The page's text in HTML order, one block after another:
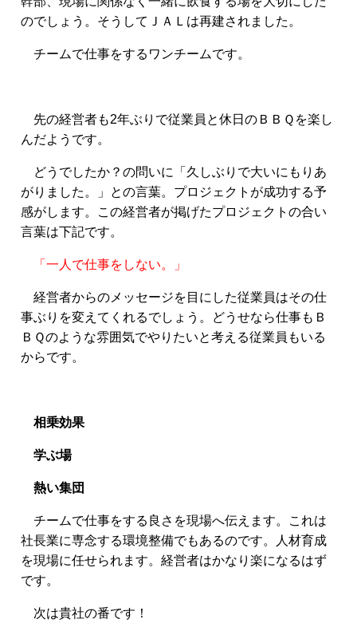
のでしょう。そうしてＪＡＬは再建されました。
チームで仕事をするワンチームです。
先の経営者も2年ぶりで従業員と休日のＢＢＱを楽し
んだようです。
どうでしたか？の問いに「久しぶりで大いにもりあ
がりました。」との言葉。 プロジェクトが成功する予
感がします。
この経営者が掲げたプロジェクトの合い
言葉は下記です。
「一人で仕事をしない。」
経営者からのメッセージを目にした従業員はその仕
事ぶりを変えてくれるでしょう。どうせなら仕事もＢ
ＢＱのような雰囲気でやりたいと考える従業員もいる
からです。
相乗効果
学ぶ場
熱い集団
チームで仕事をする良さを現場へ伝えます。これは
社長業に専念する環境整備でもあるのです。人材育成
を現場に任せられます。経営者はかなり楽になるはず
です。
次は貴社の番です！